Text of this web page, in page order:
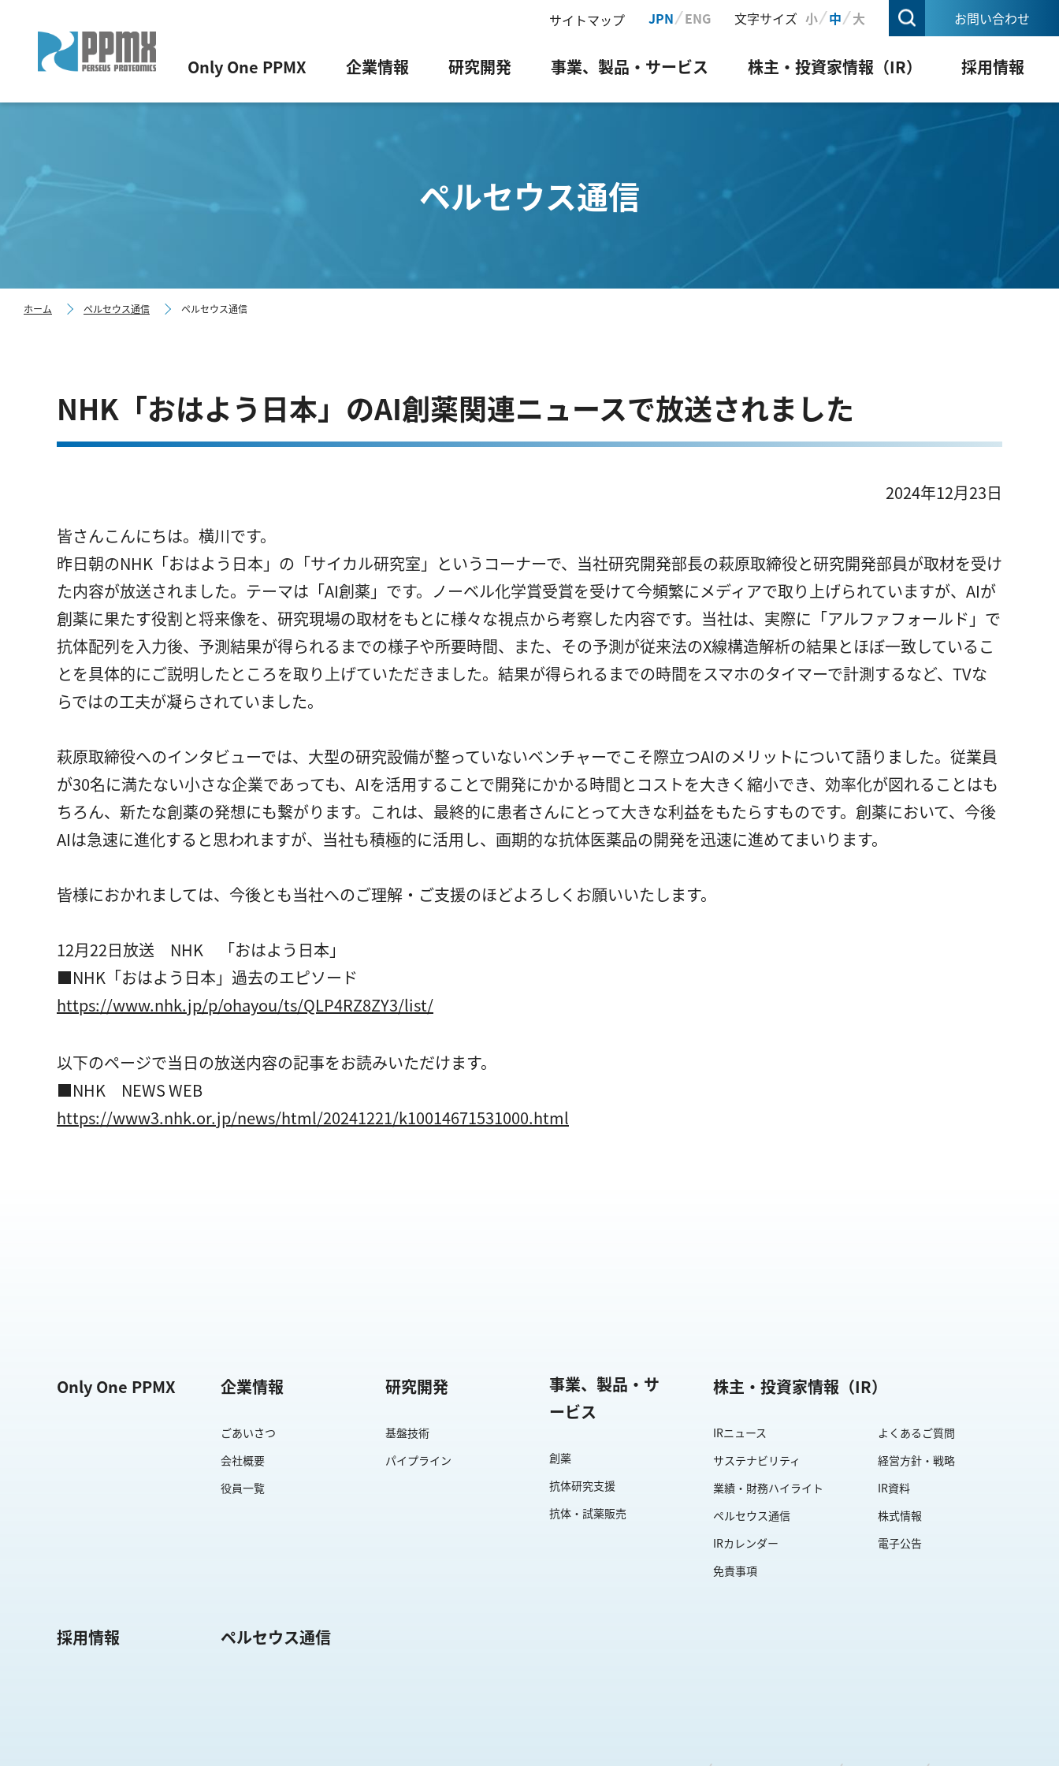
サイトマップ JPN ENG 文字サイズ 小 中 大 お問い合わせ
Only One PPMX 企業情報 研究開発 事業、製品・サービス 株主・投資家情報（IR） 採用情報
ペルセウス通信
ホーム ペルセウス通信 ペルセウス通信
NHK「おはよう日本」のAI創薬関連ニュースで放送されました
2024年12月23日
皆さんこんにちは。横川です。
昨日朝のNHK「おはよう日本」の「サイカル研究室」というコーナーで、当社研究開発部長の萩原取締役と研究開発部員が取材を受け
た内容が放送されました。テーマは「AI創薬」です。ノーベル化学賞受賞を受けて今頻繁にメディアで取り上げられていますが、AIが
創薬に果たす役割と将来像を、研究現場の取材をもとに様々な視点から考察した内容です。当社は、実際に「アルファフォールド」で
抗体配列を入力後、予測結果が得られるまでの様子や所要時間、また、その予測が従来法のX線構造解析の結果とほぼ一致しているこ
とを具体的にご説明したところを取り上げていただきました。結果が得られるまでの時間をスマホのタイマーで計測するなど、TVな
らではの工夫が凝らされていました。
萩原取締役へのインタビューでは、大型の研究設備が整っていないベンチャーでこそ際立つAIのメリットについて語りました。従業員
が30名に満たない小さな企業であっても、AIを活用することで開発にかかる時間とコストを大きく縮小でき、効率化が図れることはも
ちろん、新たな創薬の発想にも繋がります。これは、最終的に患者さんにとって大きな利益をもたらすものです。創薬において、今後
AIは急速に進化すると思われますが、当社も積極的に活用し、画期的な抗体医薬品の開発を迅速に進めてまいります。
皆様におかれましては、今後とも当社へのご理解・ご支援のほどよろしくお願いいたします。
12月22日放送 NHK 「おはよう日本」
■NHK「おはよう日本」過去のエピソード
https://www.nhk.jp/p/ohayou/ts/QLP4RZ8ZY3/list/
以下のページで当日の放送内容の記事をお読みいただけます。
■NHK NEWS WEB
https://www3.nhk.or.jp/news/html/20241221/k10014671531000.html
Only One PPMX 企業情報
ごあいさつ
会社概要
役員一覧
研究開発
基盤技術
パイプライン
事業、製品・サ
ービス
創薬
抗体研究支援
抗体・試薬販売
株主・投資家情報（IR）
IRニュース
よくあるご質問
サステナビリティ
経営方針・戦略
業績・財務ハイライト
IR資料
ペルセウス通信
株式情報
IRカレンダー
電子公告
免責事項
採用情報 ペルセウス通信